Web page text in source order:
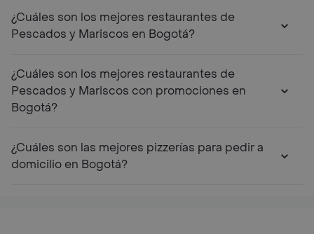
¿Cuáles son los mejores restaurantes de
Pescados y Mariscos en Bogotá?
¿Cuáles son los mejores restaurantes de
Pescados y Mariscos con promociones en
Bogotá?
¿Cuáles son las mejores pizzerías para pedir a
domicilio en Bogotá?